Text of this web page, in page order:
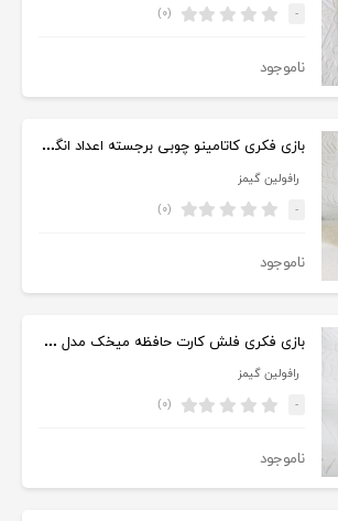
- (۰)
ناموجود
بازی فکری کاتامینو چوبی برجسته اعداد انگلیسی
رافولین گیمز
- (۰)
ناموجود
بازی فکری فلش کارت حافظه میخک مدل وسایل نقلیه
رافولین گیمز
- (۰)
ناموجود